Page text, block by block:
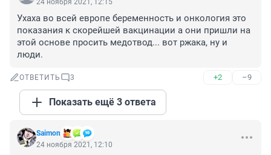
24 ноября 2021, 12:15
Ухаха во всей европе беременность и онкология это
показания к скорейшей вакцинации а они пришли на
этой основе просить медотвод... вот ржака, ну и
люди.
ОТВЕТИТЬ 3 +2 –9
Показать ещё 3 ответа
Saimon
24 ноября 2021, 12:10